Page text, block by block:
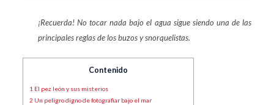
¡Recuerda! No tocar nada bajo el agua sigue siendo una de las
principales reglas de los buzos y snorquelistas.
Contenido
1 El pez león y sus misterios
2 Un peligro digno de fotografiar bajo el mar